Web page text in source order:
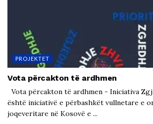
PROJEKTET
Vota përcakton të ardhmen
Vota përcakton të ardhmen - Iniciativa
është iniciativë e përbashkët vullnetare e
joqeveritare në Kosovë e ...